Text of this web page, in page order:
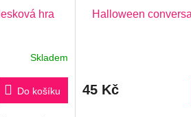
hra
Skladem
Do košíku
Halloween
45 Kč